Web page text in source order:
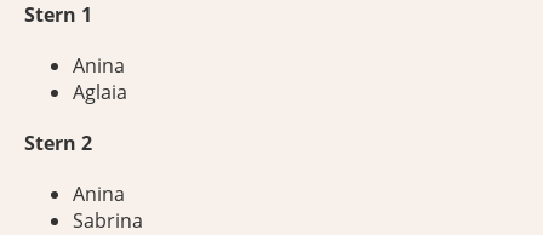
Stern 1
Anina
Aglaia
Stern 2
Anina
Sabrina